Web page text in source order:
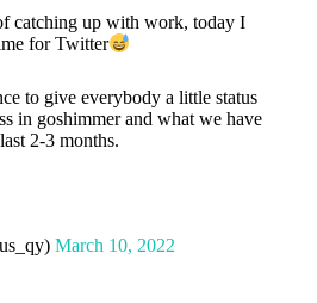
catching up with work, today I
for Twitter
to give everybody a little status
in goshimmer and what we have
2-3 months.
March 10, 2022